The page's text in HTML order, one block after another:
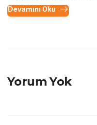
Devamını Oku
Yorum Yok